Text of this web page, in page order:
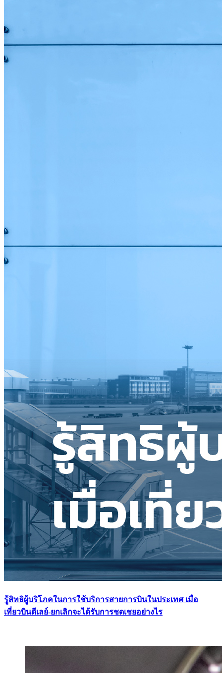
รู้สิทธิผู้บริโภคในการใช้บริการสายการบินในประเทศ เมื่อ
เที่ยวบินดีเลย์-ยกเลิกจะได้รับการชดเชยอย่างไร